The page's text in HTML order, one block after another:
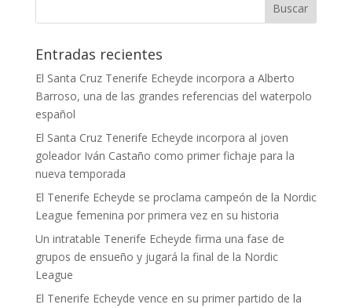
Entradas recientes
El Santa Cruz Tenerife Echeyde incorpora a Alberto
Barroso, una de las grandes referencias del waterpolo
español
El Santa Cruz Tenerife Echeyde incorpora al joven
goleador Iván Castaño como primer fichaje para la
nueva temporada
El Tenerife Echeyde se proclama campeón de la Nordic
League femenina por primera vez en su historia
Un intratable Tenerife Echeyde firma una fase de
grupos de ensueño y jugará la final de la Nordic
League
El Tenerife Echeyde vence en su primer partido de la